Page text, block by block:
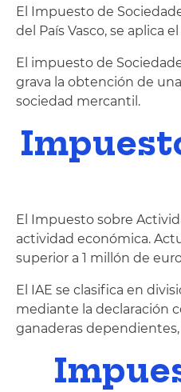
El Impuesto de
del País Vasco, se aplica
El impuesto de
grava la obtención de
sociedad mercantil.
El Impuesto sobre
actividad económica.
superior a 1 millón de
El IAE se clasifica en
mediante la declaración
ganaderas dependientes,